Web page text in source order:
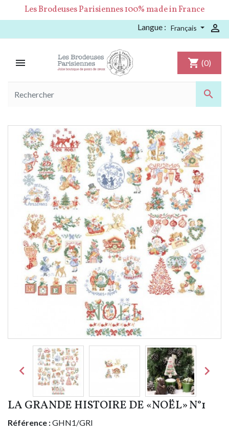
Les Brodeuses Parisiennes 100% made in France
Langue : Français 


shopping_cart (0)
 
LA GRANDE HISTOIRE DE «NOËL» N°1
Référence :GHN1/GRI